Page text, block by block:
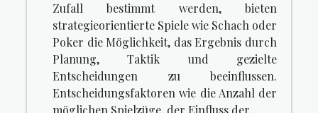
Zufall bestimmt werden, bieten
strategieorientierte Spiele wie Schach oder
Poker die Möglichkeit, das Ergebnis durch
Planung, Taktik und gezielte
Entscheidungen zu beeinflussen.
Entscheidungsfaktoren wie die Anzahl der